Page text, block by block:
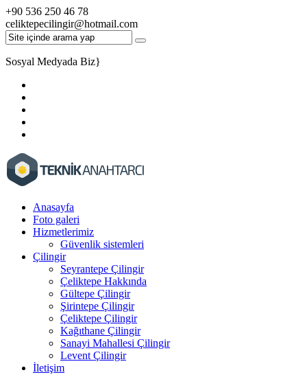
+90 536 250 46 78
celiktepecilingir@hotmail.com
Sosyal Medyada Biz}
Anasayfa
Foto galeri
Hizmetlerimiz
Güvenlik sistemleri
Çilingir
Seyrantepe Çilingir
Çeliktepe Hakkında
Gültepe Çilingir
Şirintepe Çilingir
Çeliktepe Çilingir
Kağıthane Çilingir
Sanayi Mahallesi Çilingir
Levent Çilingir
İletişim